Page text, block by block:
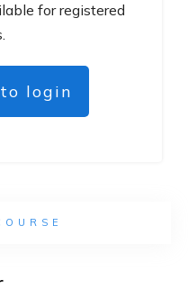
for registered
login